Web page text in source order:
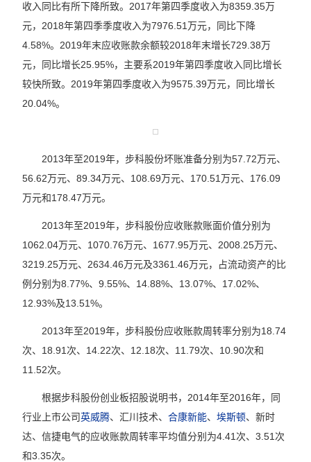
收入同比有所下降所致。2017年第四季度收入为8359.35万
元，2018年第四季季度收入为7976.51万元，同比下降
4.58%。2019年末应收账款余额较2018年末增长729.38万
元，同比增长25.95%，主要系2019年第四季度收入同比增长
较快所致。2019年第四季度收入为9575.39万元，同比增长
20.04%。
2013年至2019年，步科股份坏账准备分别为57.72万元、
56.62万元、89.34万元、108.69万元、170.51万元、176.09
万元和178.47万元。
2013年至2019年，步科股份应收账款账面价值分别为
1062.04万元、1070.76万元、1677.95万元、2008.25万元、
3219.25万元、2634.46万元及3361.46万元，占流动资产的比
例分别为8.77%、9.55%、14.88%、13.07%、17.02%、
12.93%及13.51%。
2013年至2019年，步科股份应收账款周转率分别为18.74
次、18.91次、14.22次、12.18次、11.79次、10.90次和
11.52次。
根据步科股份创业板招股说明书，2014年至2016年，同
行业上市公司英威腾、汇川技术、 合康新能、 埃斯顿、新时
达、信捷电气的应收账款周转率平均值分别为4.41次、3.51次
和3.35次。